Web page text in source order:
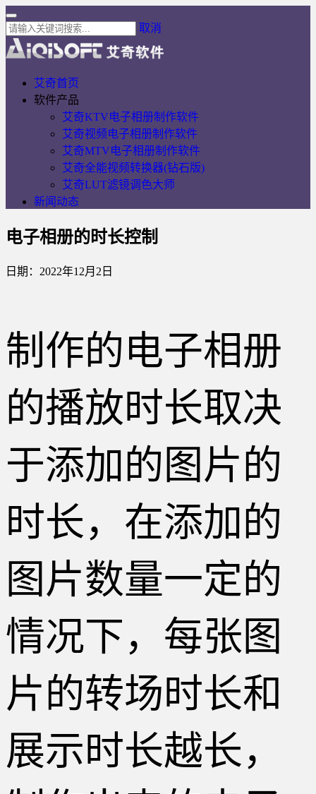
取消
艾奇首页
软件产品
艾奇KTV电子相册制作软件
艾奇视频电子相册制作软件
艾奇MTV电子相册制作软件
艾奇全能视频转换器(钻石版)
艾奇LUT滤镜调色大师
新闻动态
电子相册的时长控制
日期：2022年12月2日
制作的电子相册
的播放时长取决
于添加的图片的
时长，在添加的
图片数量一定的
情况下，每张图
片的转场时长和
展示时长越长，